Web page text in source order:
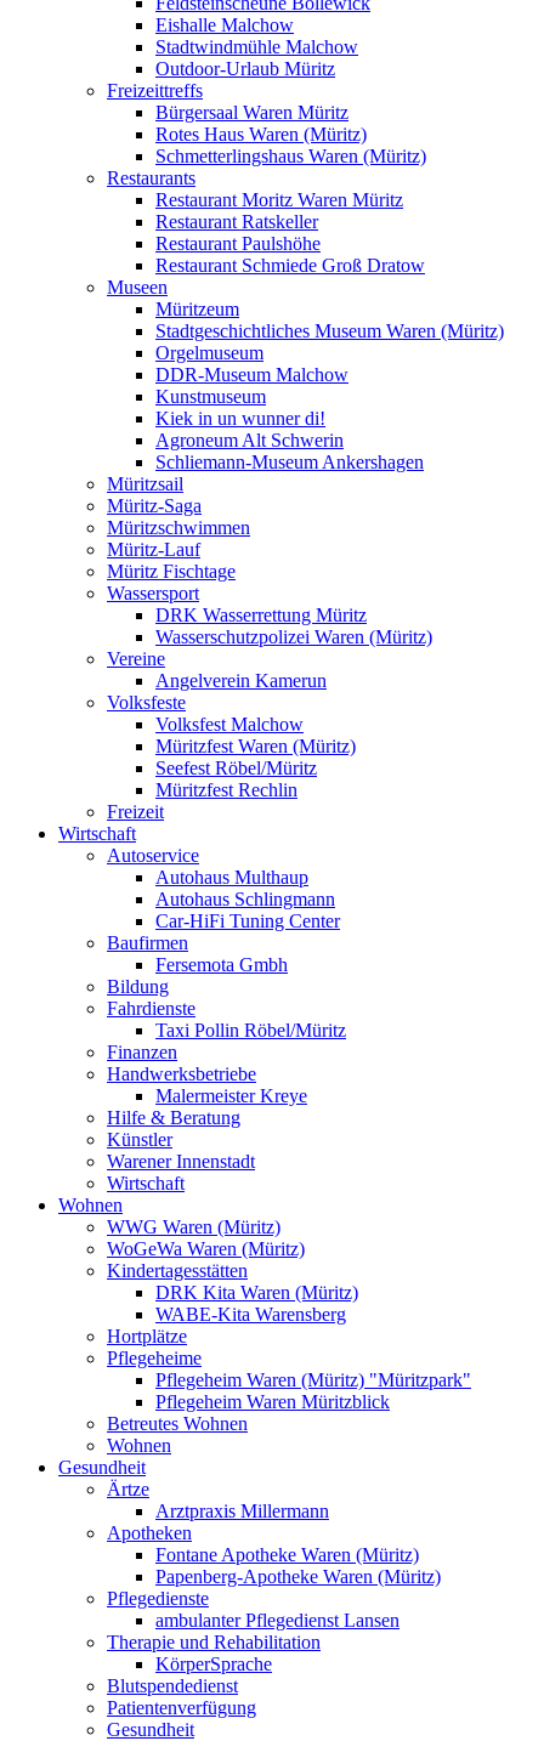
Eishalle Malchow
Stadtwindmühle Malchow
Outdoor-Urlaub Müritz
Freizeittreffs
Bürgersaal Waren Müritz
Rotes Haus Waren (Müritz)
Schmetterlingshaus Waren (Müritz)
Restaurants
Restaurant Moritz Waren Müritz
Restaurant Ratskeller
Restaurant Paulshöhe
Restaurant Schmiede Groß Dratow
Museen
Müritzeum
Stadtgeschichtliches Museum Waren (Müritz)
Orgelmuseum
DDR-Museum Malchow
Kunstmuseum
Kiek in un wunner di!
Agroneum Alt Schwerin
Schliemann-Museum Ankershagen
Müritzsail
Müritz-Saga
Müritzschwimmen
Müritz-Lauf
Müritz Fischtage
Wassersport
DRK Wasserrettung Müritz
Wasserschutzpolizei Waren (Müritz)
Vereine
Angelverein Kamerun
Volksfeste
Volksfest Malchow
Müritzfest Waren (Müritz)
Seefest Röbel/Müritz
Müritzfest Rechlin
Freizeit
Wirtschaft
Autoservice
Autohaus Multhaup
Autohaus Schlingmann
Car-HiFi Tuning Center
Baufirmen
Fersemota Gmbh
Bildung
Fahrdienste
Taxi Pollin Röbel/Müritz
Finanzen
Handwerksbetriebe
Malermeister Kreye
Hilfe & Beratung
Künstler
Warener Innenstadt
Wirtschaft
Wohnen
WWG Waren (Müritz)
WoGeWa Waren (Müritz)
Kindertagesstätten
DRK Kita Waren (Müritz)
WABE-Kita Warensberg
Hortplätze
Pflegeheime
Pflegeheim Waren (Müritz) "Müritzpark"
Pflegeheim Waren Müritzblick
Betreutes Wohnen
Wohnen
Gesundheit
Ärtze
Arztpraxis Millermann
Apotheken
Fontane Apotheke Waren (Müritz)
Papenberg-Apotheke Waren (Müritz)
Pflegedienste
ambulanter Pflegedienst Lansen
Therapie und Rehabilitation
KörperSprache
Blutspendedienst
Patientenverfügung
Gesundheit